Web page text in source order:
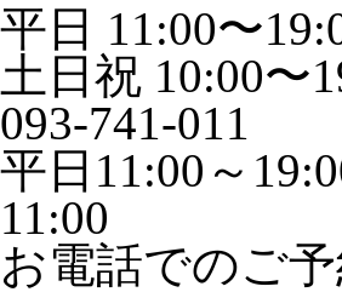
平日 11:00〜
土日祝 10:00〜
093-741-011
平日11:00～
11:00
お電話でのご